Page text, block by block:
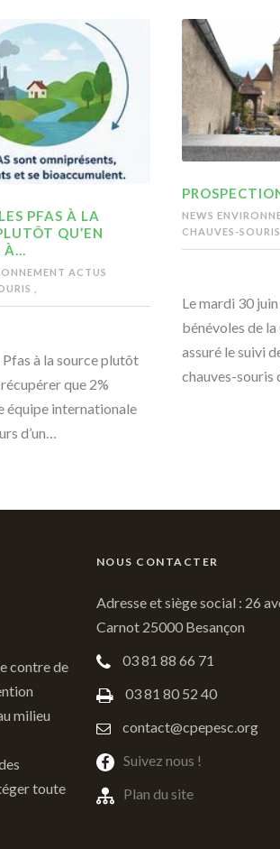
PFAS À LA
QU’EN
À…
ACTUS
Pfas à la source plutôt
récupérer que 2%
équipe internationale
d’un…
NEWS
CHAUVES-SOURIS
Le mardi 30
bénévoles de la
assuré le suivi
chauves-souris
contre de
milieu
toute
NOUS CONTACTER
Adresse et siège social : 26
Carnot 25000 Besançon
03 81 88 66 71
03 81 80 52 40
contact@cpepesc.org
Suivez nous !
Plan du site